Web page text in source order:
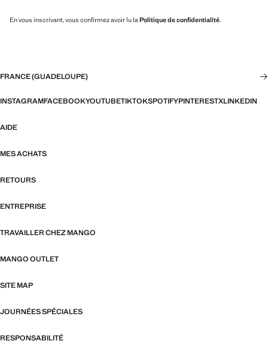
En vous inscrivant, vous confirmez avoir lu la Politique de confidentialité.
FRANCE (GUADELOUPE)
INSTAGRAMFACEBOOKYOUTUBETIKTOKSPOTIFYPINTERESTXLINKEDIN
AIDE
MES ACHATS
RETOURS
ENTREPRISE
TRAVAILLER CHEZ MANGO
MANGO OUTLET
SITE MAP
JOURNÉES SPÉCIALES
RESPONSABILITÉ